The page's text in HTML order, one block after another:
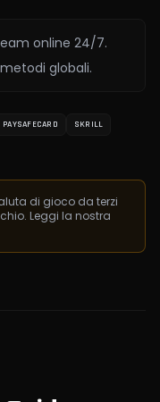
online 24/7.
globali.
PAYSAFECARD SKRILL
di gioco da terzi
Leggi la nostra